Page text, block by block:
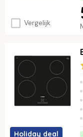
Vergelijk
Holiday deal